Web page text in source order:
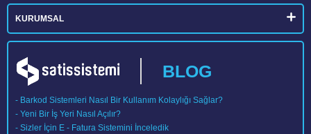
KURUMSAL
BLOG
- Barkod Sistemleri Nasıl Bir Kullanım Kolaylığı Sağlar?
- Yeni Bir İş Yeri Nasıl Açılır?
- Sizler İçin E - Fatura Sistemini İnceledik